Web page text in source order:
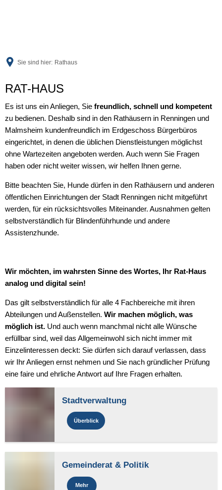
Sie sind hier: Rathaus
Rathaus
RAT-HAUS
Es ist uns ein Anliegen, Sie freundlich, schnell und kompetent
zu bedienen. Deshalb sind in den Rathäusern in Renningen und
Malmsheim kundenfreundlich im Erdgeschoss Bürgerbüros
eingerichtet, in denen die üblichen Dienstleistungen möglichst
ohne Wartezeiten angeboten werden. Auch wenn Sie Fragen
haben oder nicht weiter wissen, wir helfen Ihnen gerne.
Bitte beachten Sie, Hunde dürfen in den Rathäusern und anderen
öffentlichen Einrichtungen der Stadt Renningen nicht mitgeführt
werden, für ein rücksichtsvolles Miteinander. Ausnahmen gelten
selbstverständlich für Blindenführhunde und andere
Assistenzhunde.
Wir möchten, im wahrsten Sinne des Wortes, Ihr Rat-Haus
analog und digital sein!
Das gilt selbstverständlich für alle 4 Fachbereiche mit ihren
Abteilungen und Außenstellen. Wir machen möglich, was
möglich ist. Und auch wenn manchmal nicht alle Wünsche
erfüllbar sind, weil das Allgemeinwohl sich nicht immer mit
Einzelinteressen deckt: Sie dürfen sich darauf verlassen, dass
wir Ihr Anliegen ernst nehmen und Sie nach gründlicher Prüfung
eine faire und ehrliche Antwort auf Ihre Fragen erhalten.
Stadtverwaltung
Überblick
Gemeinderat & Politik
Mehr